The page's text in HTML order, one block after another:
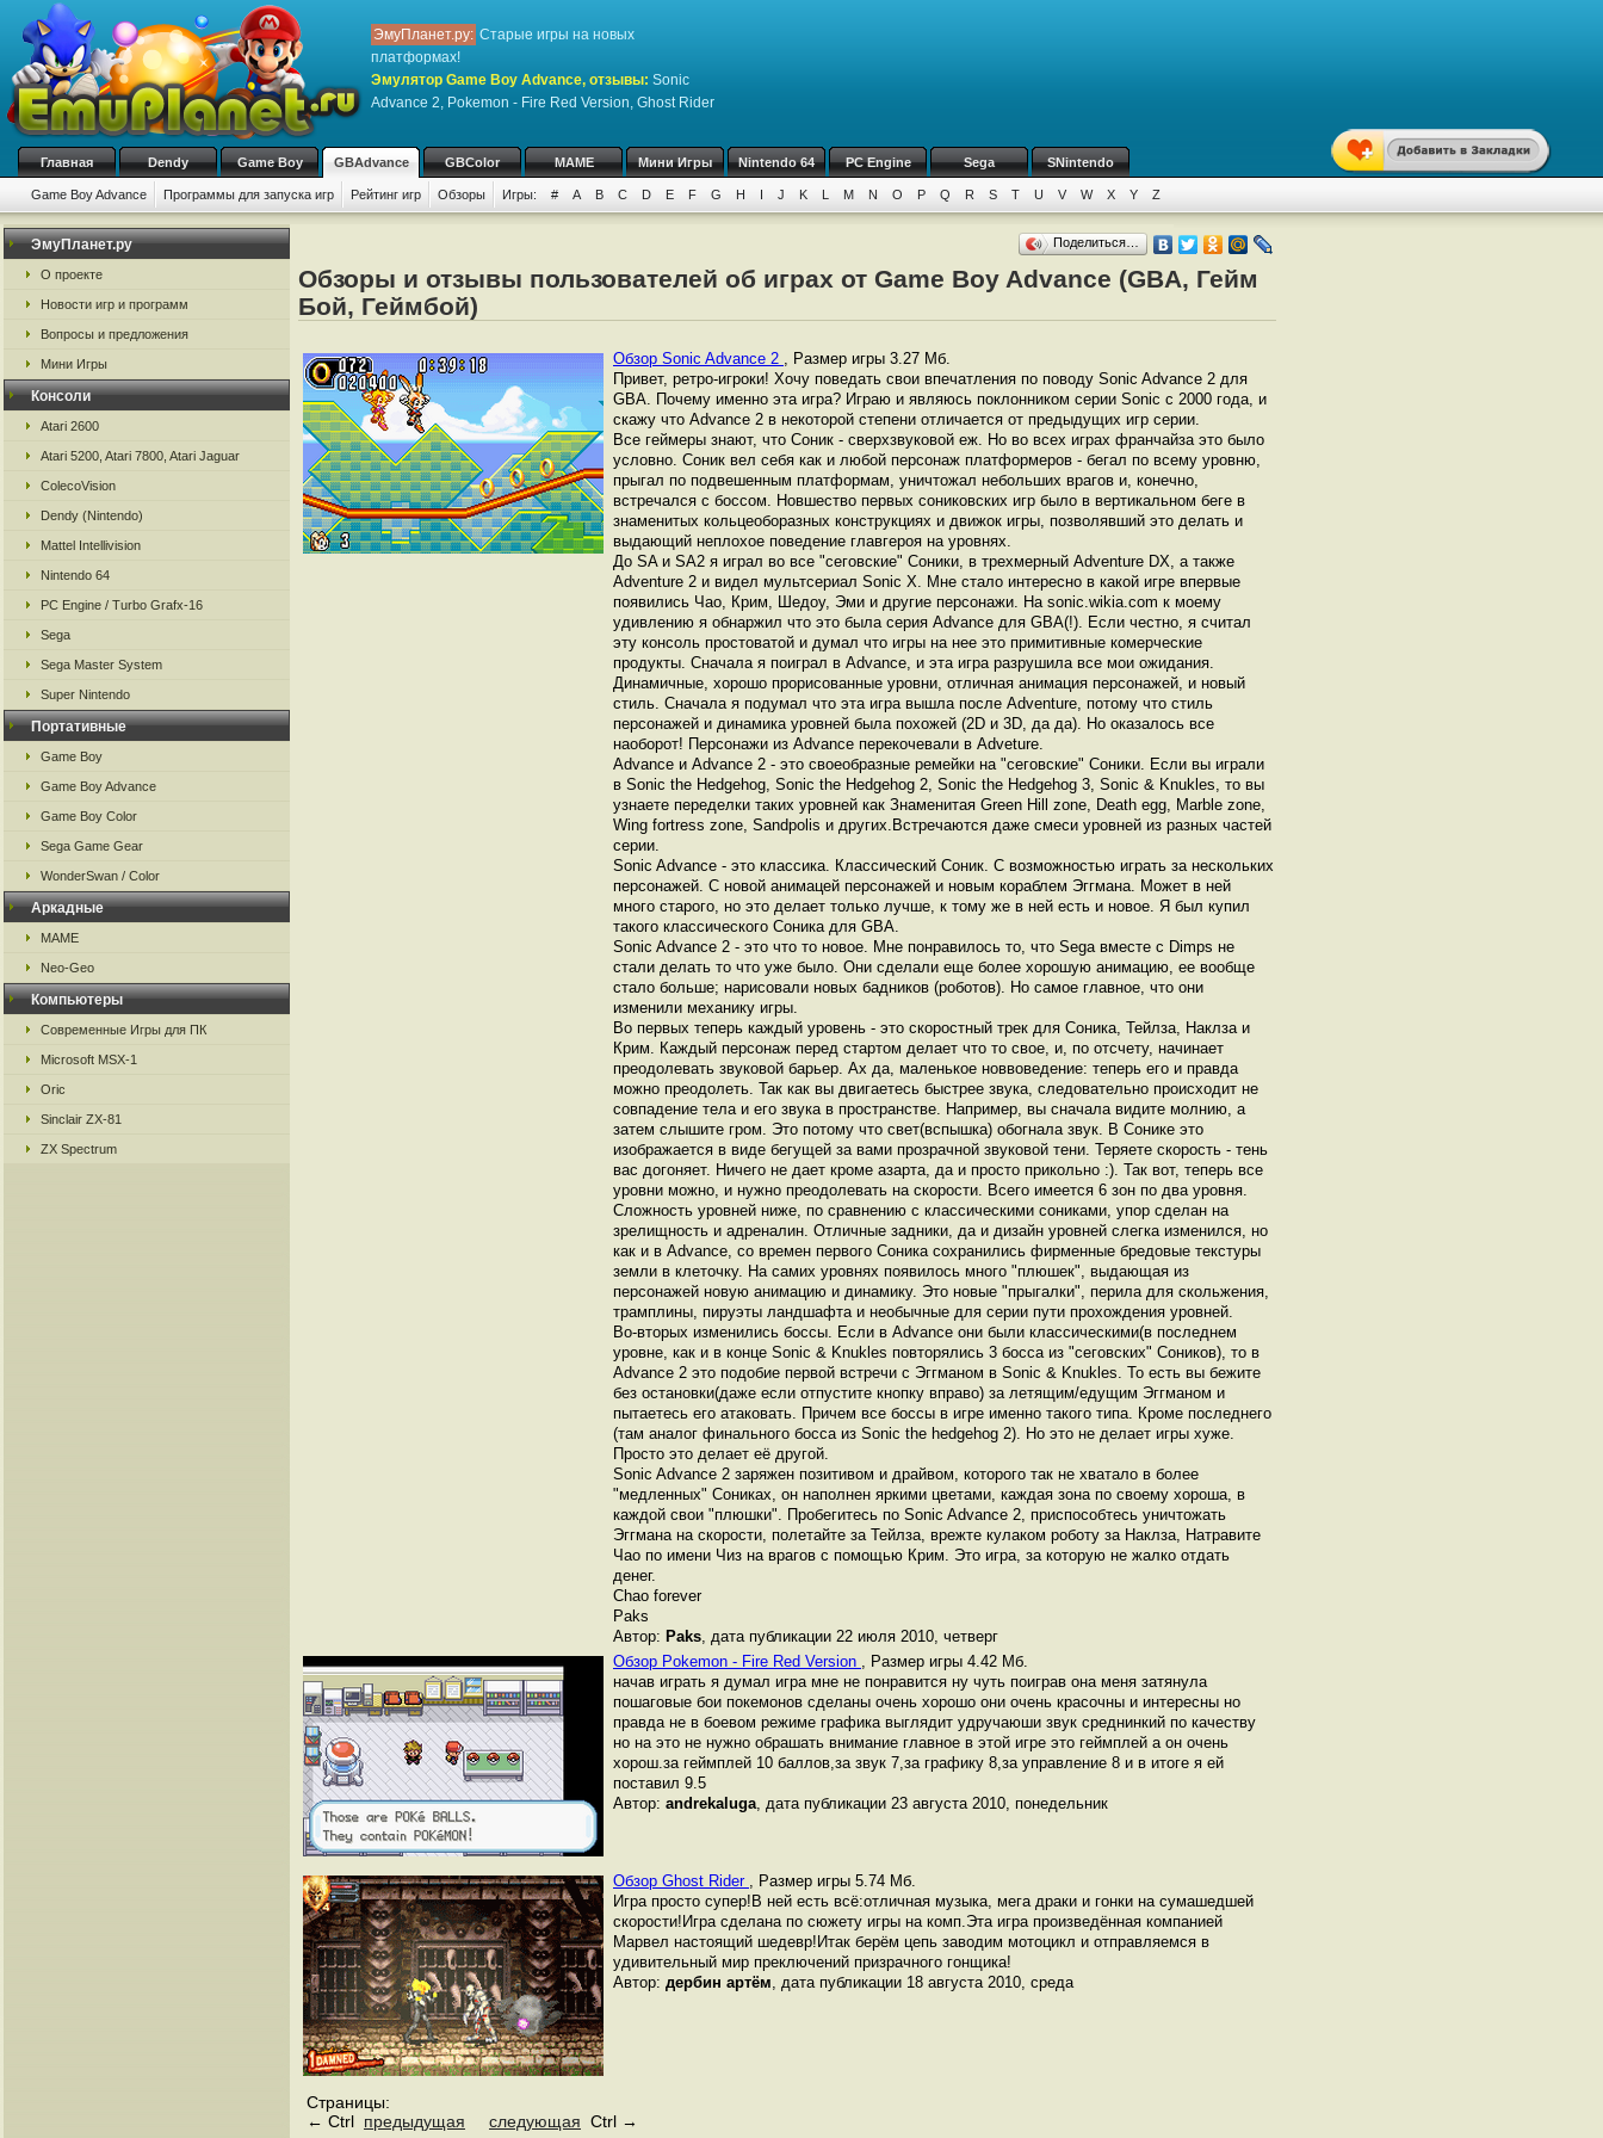
ЭмуПланет.ру: Старые игры на новых
платформах!
Эмулятор Game Boy Advance, отзывы: Sonic
Advance 2, Pokemon - Fire Red Version, Ghost Rider
Главная Dendy Game Boy GBAdvance GBColor MAME Мини Игры Nintendo 64 PC Engine Sega SNintendo
Game Boy Advance Программы для запуска игр Рейтинг игр Обзоры Игры: # A B C D E F G H I J K L M N O P Q R S T U V W X Y Z
ЭмуПланет.ру
О проекте
Новости игр и программ
Вопросы и предложения
Мини Игры
Консоли
Atari 2600
Atari 5200, Atari 7800, Atari Jaguar
ColecoVision
Dendy (Nintendo)
Mattel Intellivision
Nintendo 64
PC Engine / Turbo Grafx-16
Sega
Sega Master System
Super Nintendo
Портативные
Game Boy
Game Boy Advance
Game Boy Color
Sega Game Gear
WonderSwan / Color
Аркадные
MAME
Neo-Geo
Компьютеры
Современные Игры для ПК
Microsoft MSX-1
Oric
Sinclair ZX-81
ZX Spectrum
Поделиться…
Обзоры и отзывы пользователей об играх от Game Boy Advance (GBA, Гейм
Бой, Геймбой)
Обзор Sonic Advance 2 , Размер игры 3.27 Мб.
Привет, ретро-игроки! Хочу поведать свои впечатления по поводу Sonic Advance 2 для
GBA. Почему именно эта игра? Играю и являюсь поклонником серии Sonic с 2000 года, и
скажу что Advance 2 в некоторой степени отличается от предыдущих игр серии.
Все геймеры знают, что Соник - сверхзвуковой еж. Но во всех играх франчайза это было
условно. Соник вел себя как и любой персонаж платформеров - бегал по всему уровню,
прыгал по подвешенным платформам, уничтожал небольших врагов и, конечно,
встречался с боссом. Новшество первых сониковских игр было в вертикальном беге в
знаменитых кольцеоборазных конструкциях и движок игры, позволявший это делать и
выдающий неплохое поведение главгероя на уровнях.
До SA и SA2 я играл во все "сеговские" Соники, в трехмерный Adventure DX, а также
Adventure 2 и видел мультсериал Sonic X. Мне стало интересно в какой игре впервые
появились Чао, Крим, Шедоу, Эми и другие персонажи. На sonic.wikia.com к моему
удивлению я обнаржил что это была серия Advance для GBA(!). Если честно, я считал
эту консоль простоватой и думал что игры на нее это примитивные комерческие
продукты. Сначала я поиграл в Advance, и эта игра разрушила все мои ожидания.
Динамичные, хорошо прорисованные уровни, отличная анимация персонажей, и новый
стиль. Сначала я подумал что эта игра вышла после Adventure, потому что стиль
персонажей и динамика уровней была похожей (2D и 3D, да да). Но оказалось все
наоборот! Персонажи из Advance перекочевали в Adveture.
Advance и Advance 2 - это своеобразные ремейки на "сеговские" Соники. Если вы играли
в Sonic the Hedgehog, Sonic the Hedgehog 2, Sonic the Hedgehog 3, Sonic & Knukles, то вы
узнаете переделки таких уровней как Знаменитая Green Hill zone, Death egg, Marble zone,
Wing fortress zone, Sandpolis и других.Встречаются даже смеси уровней из разных частей
серии.
Sonic Advance - это классика. Классический Соник. С возможностью играть за нескольких
персонажей. С новой анимацей персонажей и новым кораблем Эггмана. Может в ней
много старого, но это делает только лучше, к тому же в ней есть и новое. Я был купил
такого классического Соника для GBA.
Sonic Advance 2 - это что то новое. Мне понравилось то, что Sega вместе с Dimps не
стали делать то что уже было. Они сделали еще более хорошую анимацию, ее вообще
стало больше; нарисовали новых бадников (роботов). Но самое главное, что они
изменили механику игры.
Во первых теперь каждый уровень - это скоростный трек для Соника, Тейлза, Наклза и
Крим. Каждый персонаж перед стартом делает что то свое, и, по отсчету, начинает
преодолевать звуковой барьер. Ах да, маленькое новвоведение: теперь его и правда
можно преодолеть. Так как вы двигаетесь быстрее звука, следовательно происходит не
совпадение тела и его звука в пространстве. Например, вы сначала видите молнию, а
затем слышите гром. Это потому что свет(вспышка) обогнала звук. В Сонике это
изображается в виде бегущей за вами прозрачной звуковой тени. Теряете скорость - тень
вас догоняет. Ничего не дает кроме азарта, да и просто прикольно :). Так вот, теперь все
уровни можно, и нужно преодолевать на скорости. Всего имеется 6 зон по два уровня.
Сложность уровней ниже, по сравнению с классическими сониками, упор сделан на
зрелищность и адреналин. Отличные задники, да и дизайн уровней слегка изменился, но
как и в Advance, со времен первого Соника сохранились фирменные бредовые текстуры
земли в клеточку. На самих уровнях появилось много "плюшек", выдающая из
персонажей новую анимацию и динамику. Это новые "прыгалки", перила для скольжения,
трамплины, пируэты ландшафта и необычные для серии пути прохождения уровней.
Во-вторых изменились боссы. Если в Advance они были классическими(в последнем
уровне, как и в конце Sonic & Knukles повторялись 3 босса из "сеговских" Соников), то в
Advance 2 это подобие первой встречи с Эггманом в Sonic & Knukles. То есть вы бежите
без остановки(даже если отпустите кнопку вправо) за летящим/едущим Эггманом и
пытаетесь его атаковать. Причем все боссы в игре именно такого типа. Кроме последнего
(там аналог финального босса из Sonic the hedgehog 2). Но это не делает игры хуже.
Просто это делает её другой.
Sonic Advance 2 заряжен позитивом и драйвом, которого так не хватало в более
"медленных" Сониках, он наполнен яркими цветами, каждая зона по своему хороша, в
каждой свои "плюшки". Пробегитесь по Sonic Advance 2, приспособтесь уничтожать
Эггмана на скорости, полетайте за Тейлза, врежте кулаком роботу за Наклза, Натравите
Чао по имени Чиз на врагов с помощью Крим. Это игра, за которую не жалко отдать
денег.
Chao forever
Paks
Автор: Paks, дата публикации 22 июля 2010, четверг
Обзор Pokemon - Fire Red Version , Размер игры 4.42 Мб.
начав играть я думал игра мне не понравится ну чуть поиграв она меня затянула
пошаговые бои покемонов сделаны очень хорошо они очень красочны и интересны но
правда не в боевом режиме графика выглядит удручаюши звук среднинкий по качеству
но на это не нужно обрашать внимание главное в этой игре это геймплей а он очень
хорош.за геймплей 10 баллов,за звук 7,за графику 8,за управление 8 и в итоге я ей
поставил 9.5
Автор: andrekaluga, дата публикации 23 августа 2010, понедельник
Обзор Ghost Rider , Размер игры 5.74 Мб.
Игра просто супер!В ней есть всё:отличная музыка, мега драки и гонки на сумашедшей
скорости!Игра сделана по сюжету игры на комп.Эта игра произведённая компанией
Марвел настоящий шедевр!Итак берём цепь заводим мотоцикл и отправляемся в
удивительный мир преключений призрачного гонщика!
Автор: дербин артём, дата публикации 18 августа 2010, среда
Страницы:
← Ctrl предыдущая следующая Ctrl →